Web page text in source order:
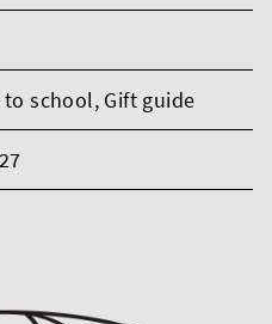
to school, Gift guide